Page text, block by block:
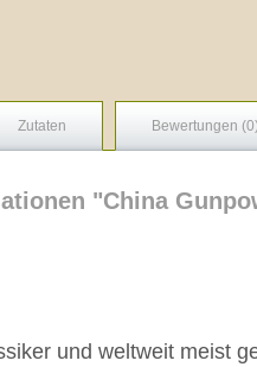
Zutaten Bewertungen
"China
und weltweit meist